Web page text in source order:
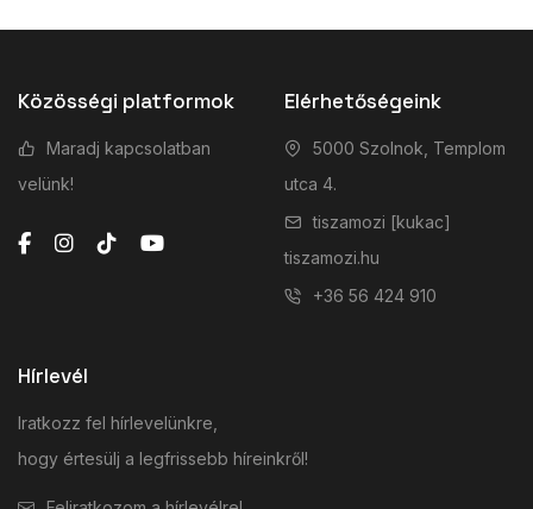
Közösségi platformok
Maradj kapcsolatban
velünk!
Elérhetőségeink
5000 Szolnok, Templom
utca 4.
tiszamozi [kukac]
tiszamozi.hu
+36 56 424 910
Hírlevél
Iratkozz fel hírlevelünkre,
hogy értesülj a legfrissebb híreinkről!